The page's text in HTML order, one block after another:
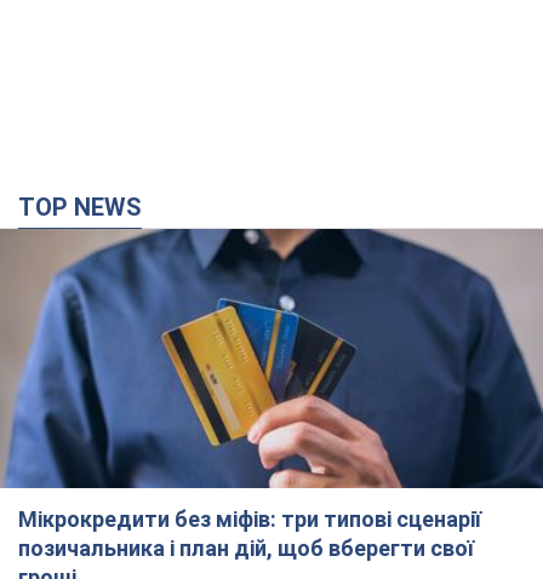
TOP NEWS
Мікрокредити без міфів: три типові сценарії
позичальника і план дій, щоб вберегти свої